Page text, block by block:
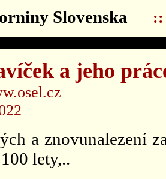
Slovenska ::
a jeho
a znovunalezení
lety,..